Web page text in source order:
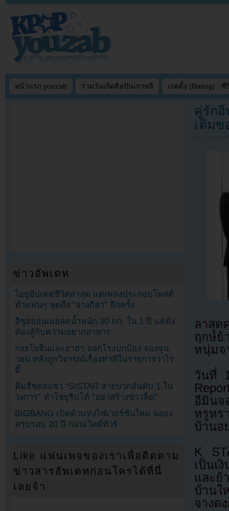
หน้าแรก youzab รวมวันเกิดศิลปินเกาหลี เรตติ้ง (Rating) : ซี
คู่รักอี
เดิมข
ล่าสุด
ฤกษ์ย้
หนุ่มจ
วันที่
อีมิน
หรูหร
บ้านอ
K
เป็นเ
และย้
บ้านใ
จางด
ข่าวอัพเดท
ไอยูอัปเดตชีวิตล่าสุด แต่เพลงประกอบโพสต์
ทำแฟนๆ พูดถึง “จางกีฮา” อีกครั้ง
อีซูฮยอนเผยลดน้ำหนัก 30 กก. ใน 1 ปี แต่ยัง
ต้องสู้กับความอยากอาหาร
กงฮโยจินและฮาฮ่า ออกโรงปกป้อง จองจุน
วอน หลังถูกวิจารณ์เรื่องท่าทีในรายการวาไร
ตี้
คิมฮีชอลแซว “SISTAR สายบวกอันดับ 1 ใน
วงการ” ทำโซยูรีบโต้ “อย่าสร้างข่าวลือ!”
BIGBANG เปิดตัวแท่งไฟเวอร์ชั่นใหม่ ฉลอง
ครบรอบ 20 ปี ก่อนเวิลด์ทัวร์
Like แฟนเพจของเราเพื่อติดตาม
ข่าวสารอัพเดทก่อนใครได้ที่นี่
เลยจ้า